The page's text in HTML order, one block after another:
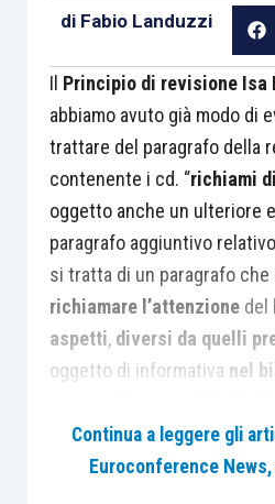
di Fabio Landuzzi
Il Principio di revisione Isa
abbiamo avuto già modo di
trattare del paragrafo della
contenente i cd. “richiami
oggetto anche un ulteriore
paragrafo aggiuntivo
si tratta di un paragrafo che
richiamare l’attenzionedel
aspetti, diversi da quelli
oggetto di informativa nel
parte del lettore della
responsabilità del revisore
Continua a leggere gli
Euroconference